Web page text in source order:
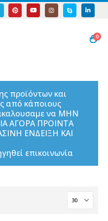
0
προϊόντων και
από κάποιους
να ΜΗΝ
ΑΓΟΡΑ ΠΡΟΙΝΤΑ
ΕΝΔΕΙΞΗ ΚΑΙ
επικοινωνία